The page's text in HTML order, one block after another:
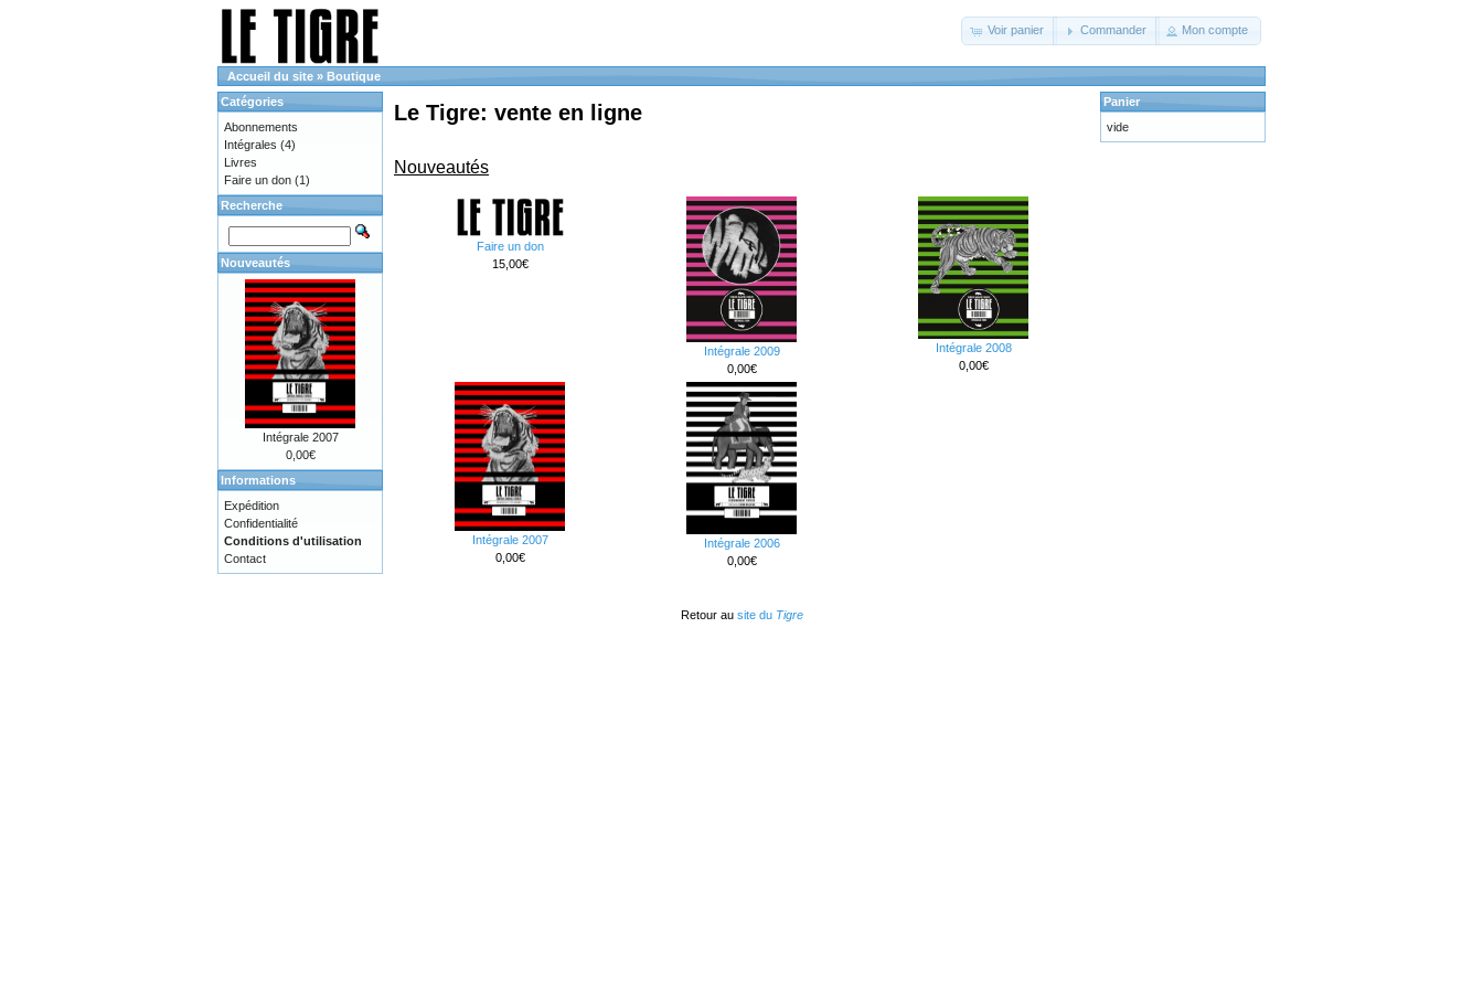
Voir panier Commander Mon compte
Accueil du site » Boutique
Le Tigre: vente en ligne
Nouveautés
Faire un don
15,00€
Intégrale 2009
0,00€
Intégrale 2008
0,00€
Intégrale 2007
0,00€
Intégrale 2006
0,00€
Catégories
Abonnements
Intégrales (4)
Livres
Faire un don (1)
Recherche
Nouveautés
Intégrale 2007
0,00€
Informations
Expédition
Confidentialité
Conditions d'utilisation
Contact
Panier
vide
Retour au site du Tigre